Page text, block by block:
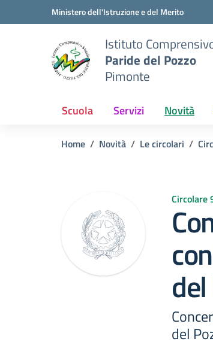
Vai ai contenuti
Vai al menu di navigazioneMinistero dell'Istruzione e del Merito
Istituto
Paride del Pozzo
Pimonte
Scuola Servizi Novità
Home Novità Le circolari
Circolare
del